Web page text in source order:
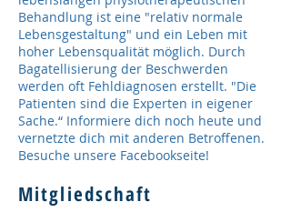
Behandlung ist eine "relativ normale
Lebensgestaltung" und ein Leben mit
hoher Lebensqualität möglich. Durch
Bagatellisierung der Beschwerden
werden oft Fehldiagnosen erstellt. "Die
Patienten sind die Experten in eigener
Sache.“ Informiere dich noch heute und
vernetzte dich mit anderen Betroffenen.
Besuche unsere Facebookseite!
Mitgliedschaft